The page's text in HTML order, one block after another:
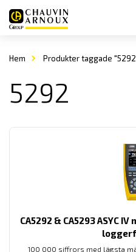
Hem Produkter taggade
5292
CA5292 & CA5293 ASYC
100 000 siffrors med lägsta